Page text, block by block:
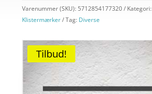
Varenummer (SKU): 5712854177320 Kategori:
Klistermærker
Tag: Diverse
Tilbud!